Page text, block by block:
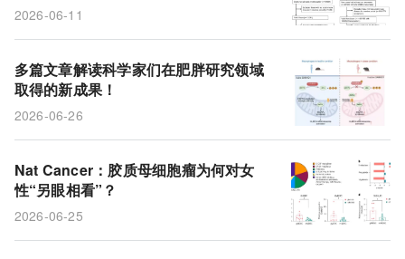
2026-06-11
多篇文章解读科学家们在肥胖研究领域
取得的新成果！
2026-06-26
Nat Cancer：胶质母细胞瘤为何对女
性“另眼相看”？
2026-06-25